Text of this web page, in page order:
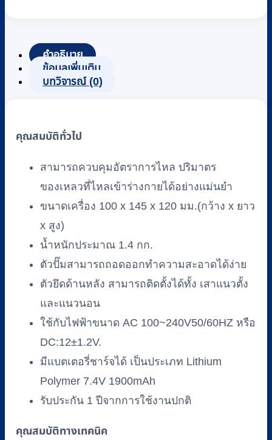
คำอธิบาย
ข้อมูลเพิ่มเติม
บทวิจารณ์ (0)
คุณสมบัติทั่วไป
สามารถควบคุมอัตราการไหล ปริมาตร
ของเหลวที่ไหลเข้าร่างกายได้อย่างแม่นยำ
ขนาดเครื่อง 100 x 145 x 120 มม.(กว้าง x ยาว
x สูง)
น้ำหนักประมาณ 1.4 กก.
ตัวปั๊มสามารถถอดออกทำความสะอาดได้ง่าย
ตัวยึดด้านหลัง สามารถติดตั้งได้ทั้ง เสาแนวตั้ง
และแนวนอน
ใช้กับไฟฟ้าขนาด AC 100~240V50/60HZ หรือ
DC:12±1.2V.
มีแบตเตอรี่ชาร์จได้ เป็นประเภท Lithium
Polymer 7.4V 1900mAh
รับประกัน 1 ปีจากการใช้งานปกติ
คุณสมบัติทางเทคนิค